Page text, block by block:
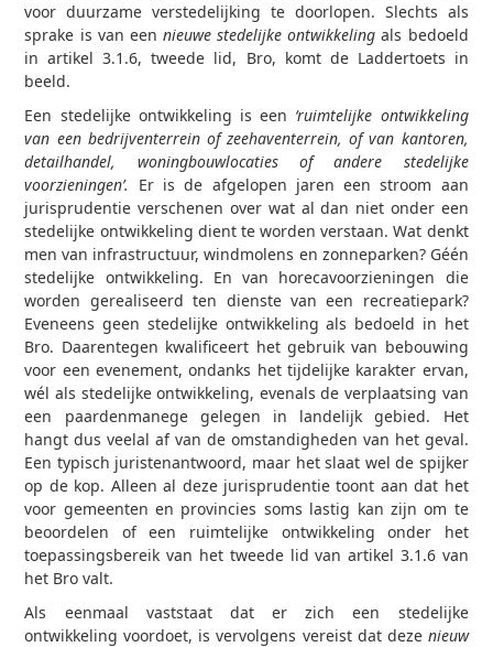
voor duurzame verstedelijking te doorlopen. Slechts als
sprake is van een nieuwe stedelijke ontwikkelingals bedoeld
in artikel 3.1.6, tweede lid, Bro, komt de Laddertoets in
beeld.
Een stedelijke ontwikkeling is een ‘ruimtelijke ontwikkeling
van een bedrijventerrein of zeehaventerrein, of van kantoren,
detailhandel, woningbouwlocaties of andere stedelijke
voorzieningen’. Er is de afgelopen jaren een stroom aan
jurisprudentie verschenen over wat al dan niet onder een
stedelijke ontwikkeling dient te worden verstaan. Wat denkt
men van infrastructuur, windmolens en zonneparken? Géén
stedelijke ontwikkeling. En van horecavoorzieningen die
worden gerealiseerd ten dienste van een recreatiepark?
Eveneens geen stedelijke ontwikkeling als bedoeld in het
Bro. Daarentegen kwalificeert het gebruik van bebouwing
voor een evenement, ondanks het tijdelijke karakter ervan,
wél als stedelijke ontwikkeling, evenals de verplaatsing van
een paardenmanege gelegen in landelijk gebied. Het
hangt dus veelal af van de omstandigheden van het geval.
Een typisch juristenantwoord, maar het slaat wel de spijker
op de kop. Alleen al deze jurisprudentie toont aan dat het
voor gemeenten en provincies soms lastig kan zijn om te
beoordelen of een ruimtelijke ontwikkeling onder het
toepassingsbereik van het tweede lid van artikel 3.1.6 van
het Bro valt.
Als eenmaal vaststaat dat er zich een stedelijke
ontwikkeling voordoet, is vervolgens vereist dat deze nieuw